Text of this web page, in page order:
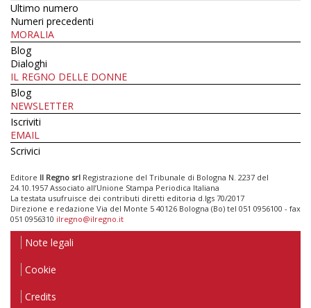
Ultimo numero
Numeri precedenti
MORALIA
Blog
Dialoghi
IL REGNO DELLE DONNE
Blog
NEWSLETTER
Iscriviti
EMAIL
Scrivici
Editore Il Regno srl Registrazione del Tribunale di Bologna N. 2237 del
24.10.1957 Associato all’Unione Stampa Periodica Italiana
La testata usufruisce dei contributi diretti editoria d.lgs 70/2017
Direzione e redazione Via del Monte 5 40126 Bologna (Bo) tel 051 0956100 - fax
051 0956310 ilregno@ilregno.it
Note legali
Cookie
Credits